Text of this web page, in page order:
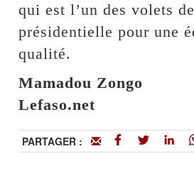
qui est l’un des volets
présidentielle pour une
qualité.
Mamadou Zongo
Lefaso.net
PARTAGER :